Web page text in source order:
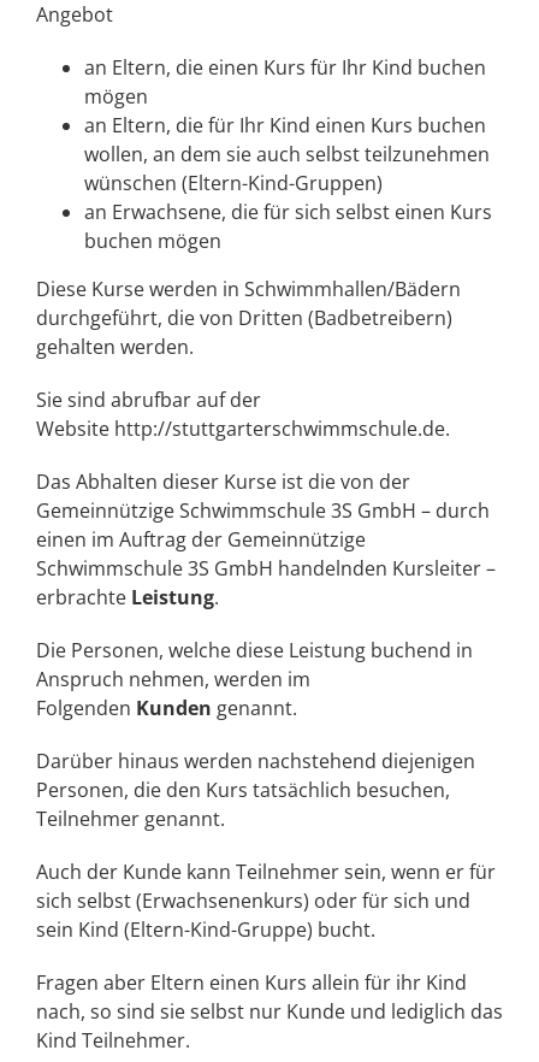
Angebot
an Eltern, die einen Kurs für Ihr Kind buchen
mögen
an Eltern, die für Ihr Kind einen Kurs buchen
wollen, an dem sie auch selbst teilzunehmen
wünschen (Eltern-Kind-Gruppen)
an Erwachsene, die für sich selbst einen Kurs
buchen mögen
Diese Kurse werden in Schwimmhallen/Bädern
durchgeführt, die von Dritten (Badbetreibern)
gehalten werden.
Sie sind abrufbar auf der
Website http://stuttgarterschwimmschule.de.
Das Abhalten dieser Kurse ist die von der
Gemeinnützige Schwimmschule 3S GmbH – durch
einen im Auftrag der Gemeinnützige
Schwimmschule 3S GmbH handelnden Kursleiter –
erbrachte Leistung.
Die Personen, welche diese Leistung buchend in
Anspruch nehmen, werden im
Folgenden Kunden genannt.
Darüber hinaus werden nachstehend diejenigen
Personen, die den Kurs tatsächlich besuchen,
Teilnehmer genannt.
Auch der Kunde kann Teilnehmer sein, wenn er für
sich selbst (Erwachsenenkurs) oder für sich und
sein Kind (Eltern-Kind-Gruppe) bucht.
Fragen aber Eltern einen Kurs allein für ihr Kind
nach, so sind sie selbst nur Kunde und lediglich das
Kind Teilnehmer.